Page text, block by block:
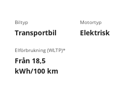
Biltyp
Transportbil
Motortyp
Elektrisk
Elförbrukning (WLTP)*
Från 18,5
kWh/100 km